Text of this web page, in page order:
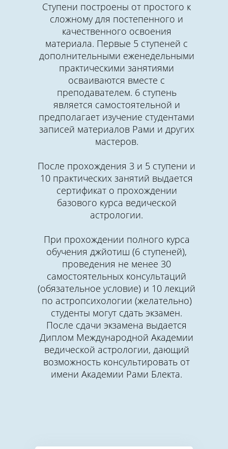
Ступени построены от простого к
сложному для постепенного и
качественного освоения
материала. Первые 5 ступеней с
дополнительными еженедельными
практическими занятиями
осваиваются вместе с
преподавателем. 6 ступень
является самостоятельной и
предполагает изучение студентами
записей материалов Рами и других
мастеров.
После прохождения 3 и 5 ступени и
10 практических занятий выдается
сертификат о прохождении
базового курса ведической
астрологии.
При прохождении полного курса
обучения джйотиш (6 ступеней),
проведения не менее 30
самостоятельных консультаций
(обязательное условие) и 10 лекций
по астропсихологии (желательно)
студенты могут сдать экзамен.
После сдачи экзамена выдается
Диплом Международной Академии
ведической астрологии, дающий
возможность консультировать от
имени Академии Рами Блекта.